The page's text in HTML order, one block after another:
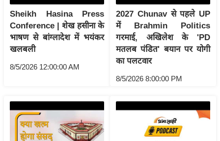
ल
फि
ट
ने
मं
रि
ले
Sheikh Hasina Press
Conference | शेख हसीना के
भाषण से बांग्लादेश में भयंकर
खलबली
8/5/2026 12:00:00 AM
2027 Chunav से पहले UP
में Brahmin Politics
गरमाई, अखिलेश के 'PD
मतलब पंडित' बयान पर योगी
का पलटवार
8/5/2026 8:00:00 PM